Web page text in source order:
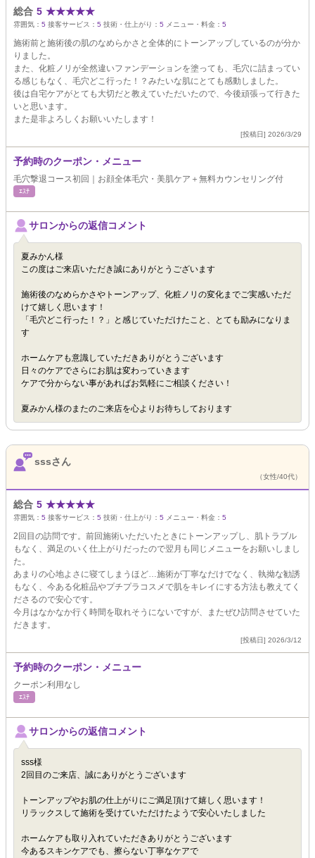
総合 5 ★★★★★
雰囲気： 5 接客サービス： 5 技術・仕上がり： 5 メニュー・料金： 5
施術前と施術後の肌のなめらかさと全体的にトーンアップしているのが分か
りました。
また、化粧ノリが全然違いファンデーションを塗っても、毛穴に詰まってい
る感じもなく、毛穴どこ行った！？みたいな肌にとても感動しました。
後は自宅ケアがとても大切だと教えていただいたので、今後頑張って行きた
いと思います。
また是非よろしくお願いいたします！
[投稿日] 2026/3/29
予約時のクーポン・メニュー
毛穴撃退コース初回｜お顔全体毛穴・美肌ケア＋無料カウンセリング付
ｴｽﾃ
サロンからの返信コメント
夏みかん様
この度はご来店いただき誠にありがとうございます
施術後のなめらかさやトーンアップ、化粧ノリの変化までご実感いただ
けて嬉しく思います！
「毛穴どこ行った！？」と感じていただけたこと、とても励みになりま
す
ホームケアも意識していただきありがとうございます
日々のケアでさらにお肌は変わっていきます
ケアで分からない事があればお気軽にご相談ください！
夏みかん様のまたのご来店を心よりお待ちしております
sssさん
（女性/40代）
総合 5 ★★★★★
雰囲気： 5 接客サービス： 5 技術・仕上がり： 5 メニュー・料金： 5
2回目の訪問です。前回施術いただいたときにトーンアップし、肌トラブル
もなく、満足のいく仕上がりだったので翌月も同じメニューをお願いしまし
た。
あまりの心地よさに寝てしまうほど…施術が丁寧なだけでなく、執拗な勧誘
もなく、今ある化粧品やプチプラコスメで肌をキレイにする方法も教えてく
ださるので安心です。
今月はなかなか行く時間を取れそうにないですが、またぜひ訪問させていた
だきます。
[投稿日] 2026/3/12
予約時のクーポン・メニュー
クーポン利用なし
ｴｽﾃ
サロンからの返信コメント
sss様
2回目のご来店、誠にありがとうございます
トーンアップやお肌の仕上がりにご満足頂けて嬉しく思います！
リラックスして施術を受けていただけたようで安心いたしました
ホームケアも取り入れていただきありがとうございます
今あるスキンケアでも、擦らない丁寧なケアで